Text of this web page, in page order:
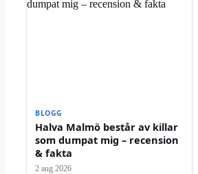
BLOGG
Halva Malmö består av killar
som dumpat mig – recension
& fakta
2 aug 2026